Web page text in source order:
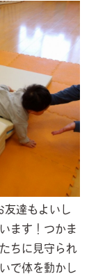
友達もよいし
ます！つかま
ちに見守られ
で体を動かし